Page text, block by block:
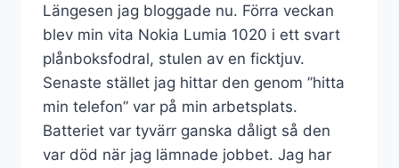
Längesen jag bloggade nu. Förra veckan
blev min vita Nokia Lumia 1020 i ett svart
plånboksfodral, stulen av en ficktjuv.
Senaste stället jag hittar den genom ”hitta
min telefon” var på min arbetsplats.
Batteriet var tyvärr ganska dåligt så den
var död när jag lämnade jobbet. Jag har